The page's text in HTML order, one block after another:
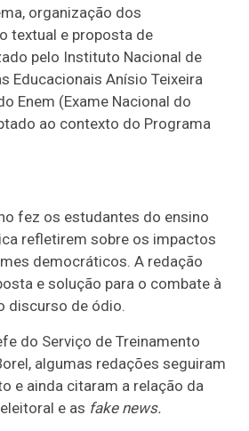
organização dos
textual e proposta de
pelo Instituto Nacional de
Educacionais Anísio Teixeira
Enem (Exame Nacional do
ao contexto do Programa
fez os estudantes do ensino
refletirem sobre os impactos
democráticos. A redação
e solução para o combate à
discurso de ódio.
do Serviço de Treinamento
algumas redações seguiram
e ainda citaram a relação da
e as fake news.